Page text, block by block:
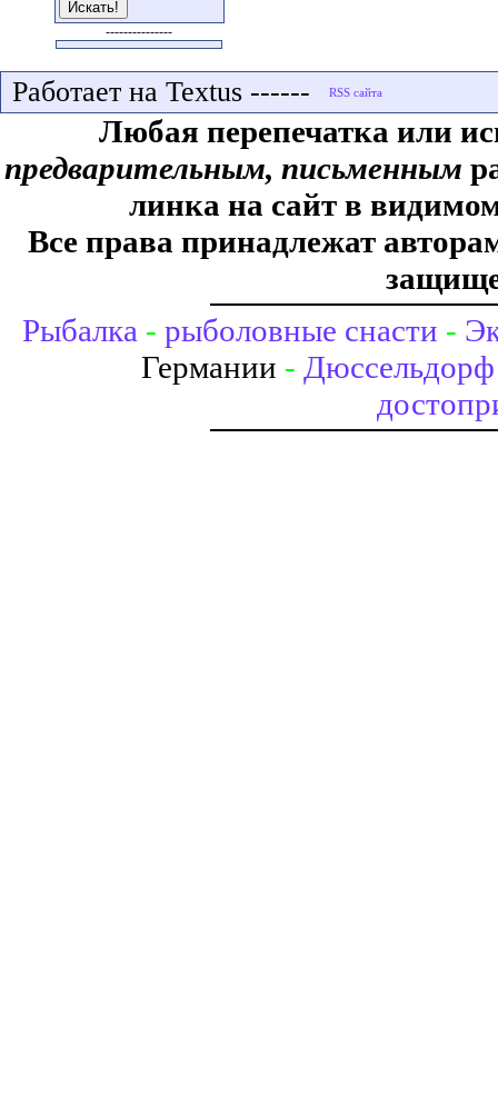
---------------
Работает на Textus ------
Любая перепечатка или
предварительным, письменным
линка на сайт в
Все права принадлежат
Рыбалка - рыболовные снасти -
Германии - Дюссельдорф